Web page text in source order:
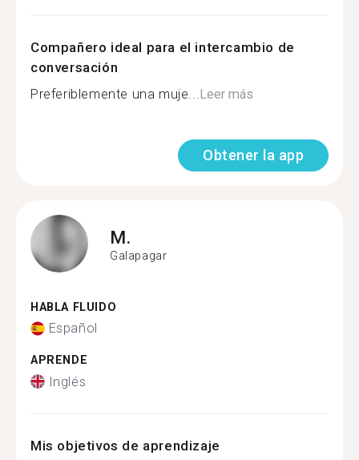
Compañero ideal para el intercambio de
conversación
Preferiblemente una muje... Leer más
Obtener la app
M.
Galapagar
HABLA FLUIDO
Español
APRENDE
Inglés
Mis objetivos de aprendizaje